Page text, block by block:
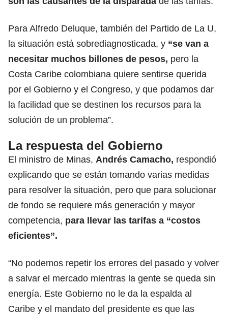
Para Alfredo Deluque, también del Partido de La U,
la situación está sobrediagnosticada, y “se van a
necesitar muchos billones de pesos, pero la
Costa Caribe colombiana quiere sentirse querida
por el Gobierno y el Congreso, y que podamos dar
la facilidad que se destinen los recursos para la
solución de un problema”.
La respuesta del Gobierno
El ministro de Minas, Andrés Camacho, respondió
explicando que se están tomando varias medidas
para resolver la situación, pero que para solucionar
de fondo se requiere más generación y mayor
competencia, para llevar las tarifas a “costos
eficientes”.
“No podemos repetir los errores del pasado y volver
a salvar el mercado mientras la gente se queda sin
energía. Este Gobierno no le da la espalda al
Caribe y el mandato del presidente es que las